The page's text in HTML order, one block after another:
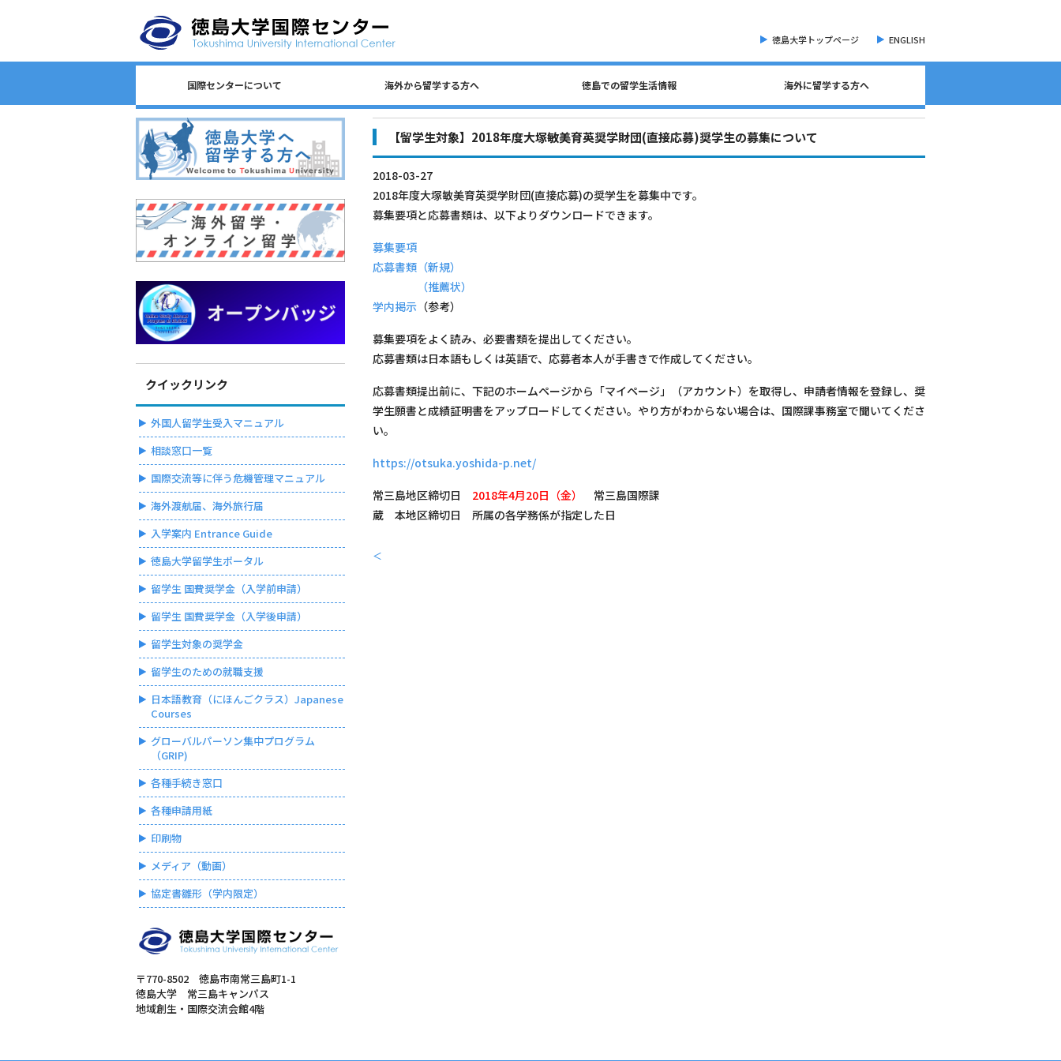
徳島大学トップページ ENGLISH
国際センターについて
国際センターについて
センター長からのごあいさつ
国際センターのロゴについて
沿革
日本語教育/Japanese Program
相談窓口一覧
スタッフ一覧
国際課連絡先
海外から留学する方へ 徳島での留学生活情報 海外に留学する方へ
【留学生対象】2018年度大塚敏美育英奨学財団(直接応募)奨学生の募集について
2018-03-27
2018年度大塚敏美育英奨学財団(直接応募)の奨学生を募集中です。
募集要項と応募書類は、以下よりダウンロードできます。
募集要項
応募書類（新規）
（推薦状）
学内掲示 （参考）
募集要項をよく読み、必要書類を提出してください。
応募書類は日本語もしくは英語で、応募者本人が手書きで作成してください。
応募書類提出前に、下記のホームページから「マイページ」（アカウント）を取得し、申請者情報を登録し、奨
学生願書と成績証明書をアップロードしてください。やり方がわからない場合は、国際課事務室で聞いてくださ
い。
https://otsuka.yoshida-p.net/
常三島地区締切日 2018年4月20日（金）
常三島国際課
蔵 本地区締切日 所属の各学務係が指定した日
＜
クイックリンク
外国人留学生受入マニュアル
相談窓口一覧
国際交流等に伴う危機管理マニュアル
海外渡航届、海外旅行届
入学案内 Entrance Guide
徳島大学留学生ポータル
留学生 国費奨学金（入学前申請）
留学生 国費奨学金（入学後申請）
留学生対象の奨学金
留学生のための就職支援
日本語教育（にほんごクラス）Japanese
Courses
グローバルパーソン集中プログラム
（GRIP)
各種手続き窓口
各種申請用紙
印刷物
メディア（動画）
協定書雛形（学内限定）
〒770-8502 徳島市南常三島町1-1
徳島大学 常三島キャンパス
地域創生・国際交流会館4階